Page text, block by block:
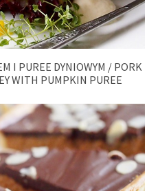
I PUREE DYNIOWYM / PORK
WITH PUMPKIN PUREE